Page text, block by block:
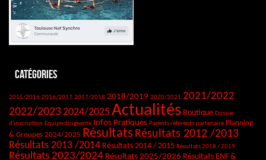
Catégories
2015/2016 2016/2017 2017/2018 2018/2019 2020/2021 2021/2022
2022/20232024/2025 Actualités Boutique Dossier
d'inscription Equipe dirigeante Infos Pratiques Parents référents partenaire Planning
& Groupes 2024/2025 Résultats Résultats 2012 /2013
Résultats 2013 /2014 Résultats 2014 / 2015 Résultats 2018 / 2019
Résultats 2023/2024 Résultats 2025/2026 Résultats ENF &